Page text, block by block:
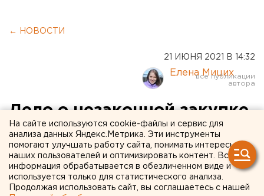
← НОВОСТИ
21 ИЮНЯ 2021 В 14:32
Елена Мицих
Дело о незаконной закупке
новогоднего оформления в
Челябинске рассмотрят
заново
На сайте используются cookie-файлы и сервис для
анализа данных Яндекс.Метрика. Эти инструменты
помогают улучшать работу сайта, понимать интересы
наших пользователей и оптимизировать контент. Вся
информация обрабатывается в обезличенном виде и
используется только для статистического анализа.
Продолжая использовать сайт, вы соглашаетесь с нашей